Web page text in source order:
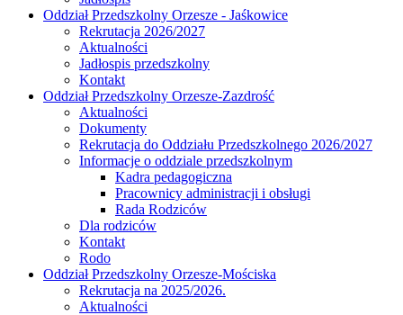
Oddział Przedszkolny Orzesze - Jaśkowice
Rekrutacja 2026/2027
Aktualności
Jadłospis przedszkolny
Kontakt
Oddział Przedszkolny Orzesze-Zazdrość
Aktualności
Dokumenty
Rekrutacja do Oddziału Przedszkolnego 2026/2027
Informacje o oddziale przedszkolnym
Kadra pedagogiczna
Pracownicy administracji i obsługi
Rada Rodziców
Dla rodziców
Kontakt
Rodo
Oddział Przedszkolny Orzesze-Mościska
Rekrutacja na 2025/2026.
Aktualności